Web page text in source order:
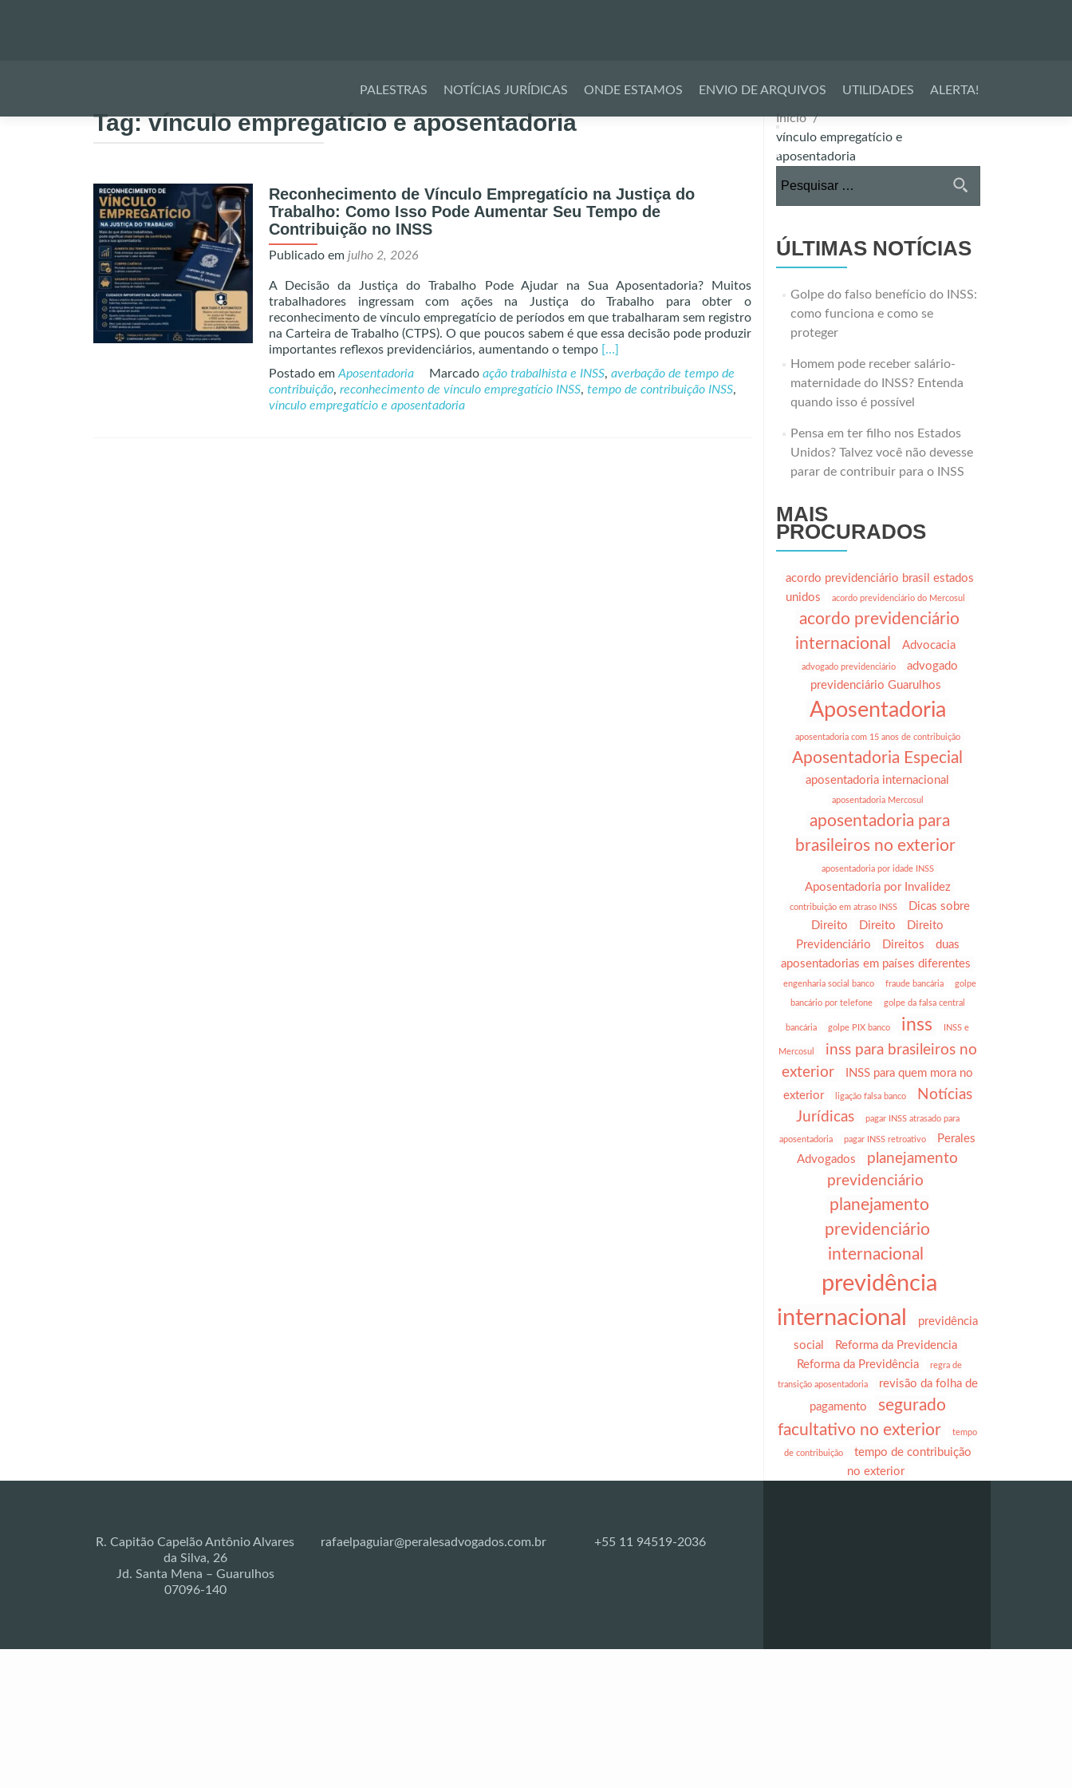
para
conteúdo
PALESTRAS NOTÍCIAS JURÍDICAS ONDE ESTAMOS ENVIO DE ARQUIVOS UTILIDADES ALERTA!
Tag:vínculo empregatício e aposentadoria
Reconhecimento de Vínculo Empregatício na Justiça do
Trabalho: Como Isso Pode Aumentar Seu Tempo de
Contribuição no INSS
Publicado em julho 2, 2026
A Decisão da Justiça do Trabalho Pode Ajudar na Sua Aposentadoria? Muitos
trabalhadores ingressam com ações na Justiça do Trabalho para obter o
reconhecimento de vínculo empregatício de períodos em que trabalharam sem registro
na Carteira de Trabalho (CTPS). O que poucos sabem é que essa decisão pode produzir
importantes reflexos previdenciários, aumentando o tempo Read
about
Reconhecimento
[…]
Postado em Aposentadoria Marcado ação trabalhista e INSS, averbação de tempo de
contribuição, reconhecimento de vínculo empregatício INSS, tempo de contribuição INSS,
vínculo empregatício e aposentadoria
Início
vínculo empregatício e
aposentadoria
ÚLTIMAS NOTÍCIAS
Golpe do falso benefício do INSS:
como funciona e como se
proteger
Homem pode receber salário-
maternidade do INSS? Entenda
quando isso é possível
Pensa em ter filho nos Estados
Unidos? Talvez você não devesse
parar de contribuir para o INSS
MAIS
PROCURADOS
acordo previdenciário brasil estados
unidos
acordo previdenciário do Mercosul
acordo previdenciário
internacional
Advocacia
advogado previdenciário
advogado
previdenciário Guarulhos
Aposentadoria
aposentadoria com 15 anos de contribuição
Aposentadoria Especial
aposentadoria internacional
aposentadoria Mercosul
aposentadoria para
brasileiros no exterior
aposentadoria por idade INSS
Aposentadoria por Invalidez
contribuição em atraso INSS
Dicas sobre
Direito
Direito
Direito
Previdenciário
Direitos
duas
aposentadorias em países diferentes
engenharia social banco fraude bancária golpe
bancário por telefone golpe da falsa central
bancária golpe PIX banco inss INSS e
Mercosul
inss para brasileiros no
exterior
INSS para quem mora no
exterior
ligação falsa banco
Notícias
Jurídicas
pagar INSS atrasado para
aposentadoria pagar INSS retroativo
Perales
Advogados
planejamento
previdenciário
planejamento
previdenciário
internacional
previdência
internacional
previdência
social
Reforma da Previdencia
Reforma da Previdência
regra de
transição aposentadoria
revisão da folha de
pagamento
segurado
facultativo no exterior
tempo
de contribuição
tempo de contribuição
no exterior
R. Capitão Capelão Antônio Alvares
da Silva, 26
Jd. Santa Mena – Guarulhos
07096-140
rafaelpaguiar@peralesadvogados.com.br +55 11 94519-2036